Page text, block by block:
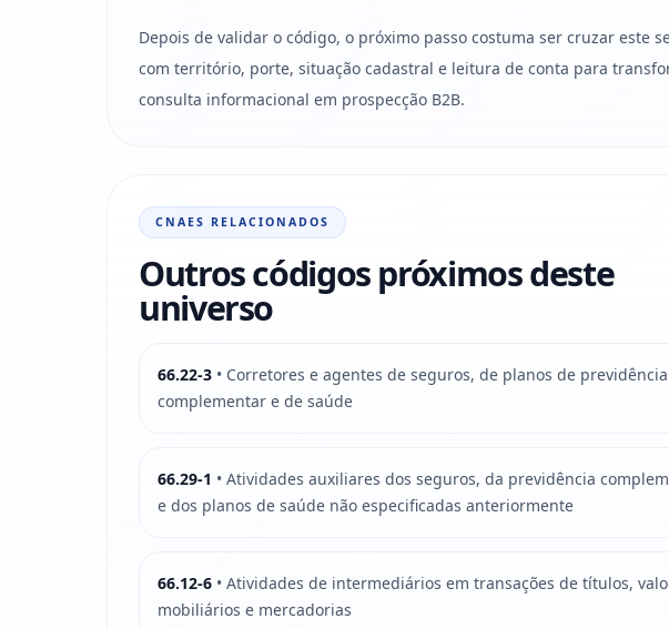
Depois de validar o código, o próximo passo costuma ser cruzar este
com território, porte, situação cadastral e leitura de conta para
consulta informacional em prospecção B2B.
CNAES RELACIONADOS
Outros códigos próximos deste
universo
66.22-3 • Corretores e agentes de seguros, de planos de previdência
complementar e de saúde
66.29-1 • Atividades auxiliares dos seguros, da previdência
e dos planos de saúde não especificadas anteriormente
66.12-6 • Atividades de intermediários em transações de títulos,
mobiliários e mercadorias